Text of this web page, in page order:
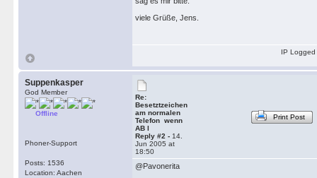
viele Grüße, Jens.
IP Logged
Suppenkasper
God Member
Offline
Phoner-Support
Posts: 1536
Location: Aachen
Re:
Besetztzeichen
am normalen
Telefon wenn
AB l
Reply #2 - 14.
Jun 2005 at
18:50
Print Post
@Pavonerita